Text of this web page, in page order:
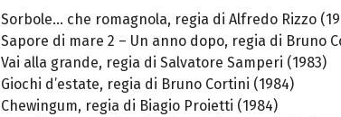
Sorbole… che romagnola, regia di Alfredo Rizzo
Sapore di mare 2 – Un anno dopo, regia di Bruno
Vai alla grande, regia di Salvatore Samperi (1983)
Giochi d’estate, regia di Bruno Cortini (1984)
Chewingum, regia di Biagio Proietti (1984)